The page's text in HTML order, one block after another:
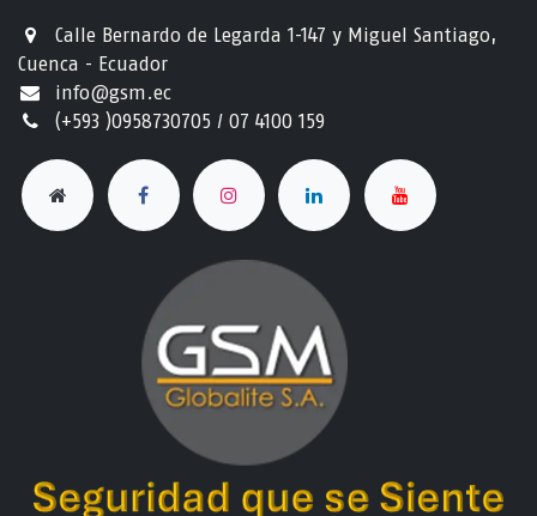
Calle Bernardo de Legarda 1-147 y Miguel Santiago,
Cuenca - Ecuador
info@gsm.ec​
(+593 )0958730705 / 07 4100 159